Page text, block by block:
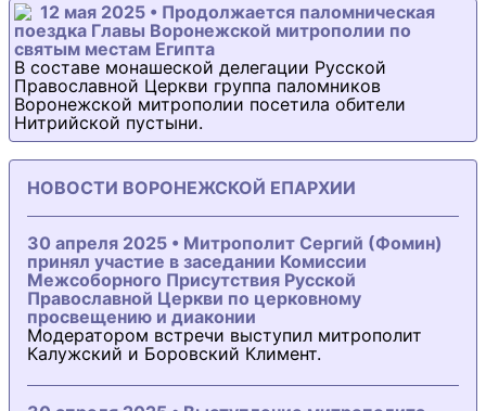
12 мая 2025 • Продолжается паломническая
поездка Главы Воронежской митрополии по
святым местам Египта
В составе монашеской делегации Русской
Православной Церкви группа паломников
Воронежской митрополии посетила обители
Нитрийской пустыни.
НОВОСТИ ВОРОНЕЖСКОЙ ЕПАРХИИ
30 апреля 2025 • Митрополит Сергий (Фомин)
принял участие в заседании Комиссии
Межсоборного Присутствия Русской
Православной Церкви по церковному
просвещению и диаконии
Модератором встречи выступил митрополит
Калужский и Боровский Климент.